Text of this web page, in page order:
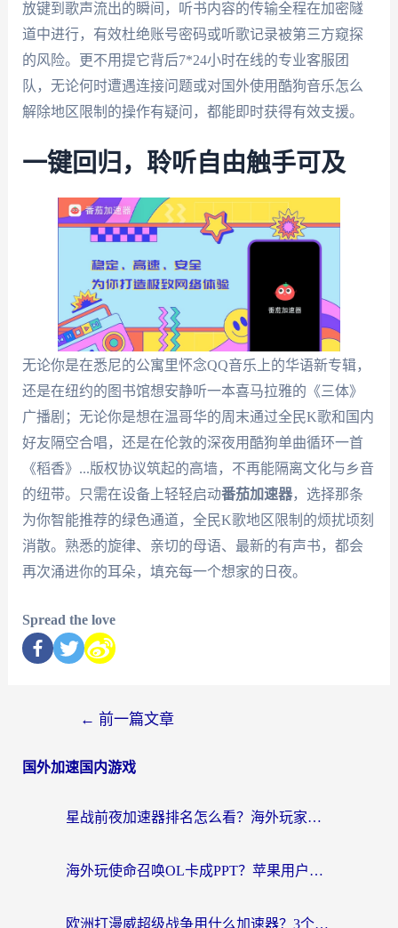
放键到歌声流出的瞬间，听书内容的传输全程在加密隧
道中进行，有效杜绝账号密码或听歌记录被第三方窥探
的风险。更不用提它背后7*24小时在线的专业客服团
队，无论何时遭遇连接问题或对国外使用酷狗音乐怎么
解除地区限制的操作有疑问，都能即时获得有效支援。
一键回归，聆听自由触手可及
无论你是在悉尼的公寓里怀念QQ音乐上的华语新专辑，
还是在纽约的图书馆想安静听一本喜马拉雅的《三体》
广播剧；无论你是想在温哥华的周末通过全民K歌和国内
好友隔空合唱，还是在伦敦的深夜用酷狗单曲循环一首
《稻香》...版权协议筑起的高墙，不再能隔离文化与乡音
的纽带。只需在设备上轻轻启动番茄加速器，选择那条
为你智能推荐的绿色通道，全民K歌地区限制的烦扰顷刻
消散。熟悉的旋律、亲切的母语、最新的有声书，都会
再次涌进你的耳朵，填充每一个想家的日夜。
Spread the love
← 前一篇文章
国外加速国内游戏
星战前夜加速器排名怎么看？海外玩家国服游戏畅玩终极指南（附欧洲玩跑跑我的起源解决方案）
海外玩使命召唤OL卡成PPT？苹果用户必看：使命召唤OL国外加速器下载苹果版指南
欧洲打漫威超级战争用什么加速器？3个海外游戏卡顿问题一次解决（附实测推荐）